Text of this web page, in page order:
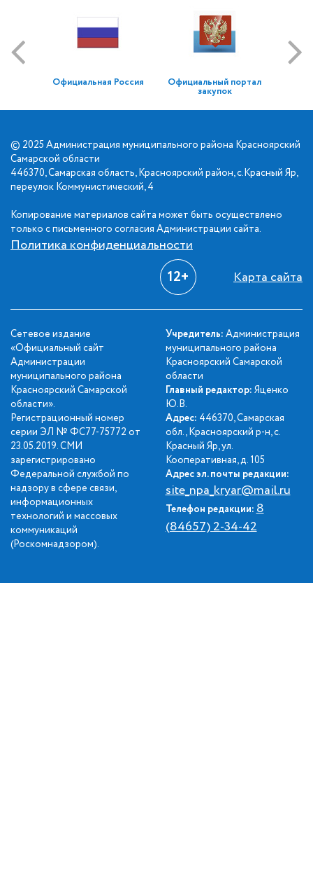
Официальная Россия Официальный портал
закупок
© 2025 Администрация муниципального района Красноярский
Самарской области
446370, Самарская область, Красноярский район, с.Красный Яр,
переулок Коммунистический, 4
Копирование материалов сайта может быть осуществлено
только с письменного согласия Администрации сайта.
Политика конфиденциальности
12+ Карта сайта
Сетевое издание
«Официальный сайт
Администрации
муниципального района
Красноярский Самарской
области».
Регистрационный номер
серии ЭЛ № ФС77-75772 от
23.05.2019. СМИ
зарегистрировано
Федеральной службой по
надзору в сфере связи,
информационных
технологий и массовых
коммуникаций
(Роскомнадзором).
Учредитель: Администрация
муниципального района
Красноярский Самарской
области
Главный редактор: Яценко
Ю.В.
Адрес: 446370, Самарская
обл., Красноярский р-н, с.
Красный Яр, ул.
Кооперативная, д. 105
Адрес эл. почты редакции:
site_npa_kryar@mail.ru
Телефон редакции:8
(84657) 2-34-42